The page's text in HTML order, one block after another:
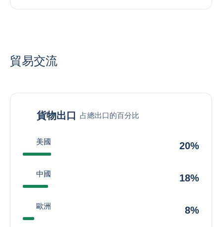
貿易交流
貨物出口 占總出口的百分比
美國 20%
中國 18%
歐洲 8%